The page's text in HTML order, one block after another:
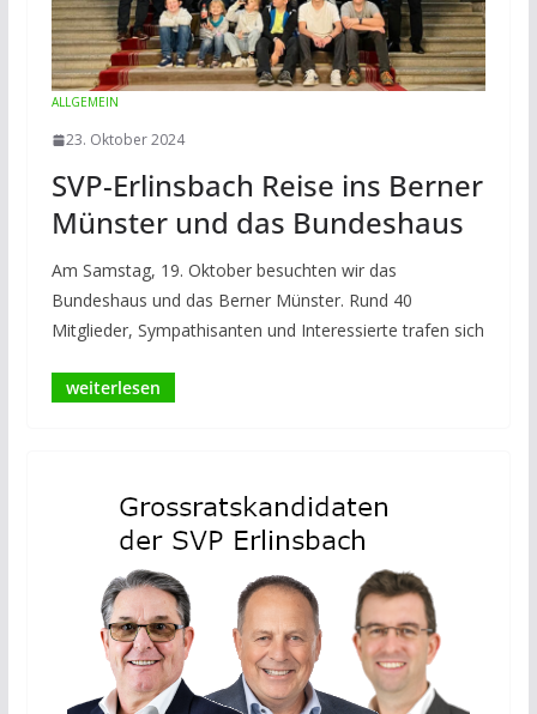
ALLGEMEIN
23. Oktober 2024
SVP-Erlinsbach Reise ins Berner
Münster und das Bundeshaus
Am Samstag, 19. Oktober besuchten wir das
Bundeshaus und das Berner Münster. Rund 40
Mitglieder, Sympathisanten und Interessierte trafen sich